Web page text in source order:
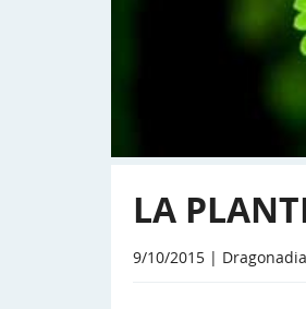
LA
9/10/2015 |